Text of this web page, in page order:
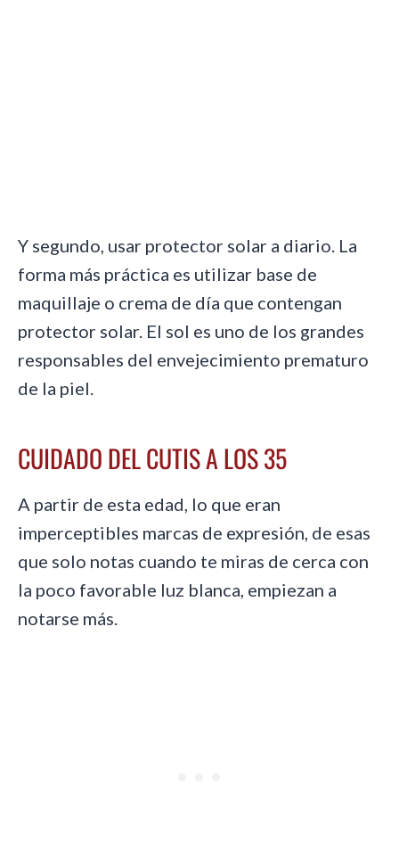
Y segundo, usar protector solar a diario. La
forma más práctica es utilizar base de
maquillaje o crema de día que contengan
protector solar. El sol es uno de los grandes
responsables del envejecimiento prematuro
de la piel.
CUIDADO DEL CUTIS A LOS 35
A partir de esta edad, lo que eran
imperceptibles marcas de expresión, de esas
que solo notas cuando te miras de cerca con
la poco favorable luz blanca, empiezan a
notarse más.